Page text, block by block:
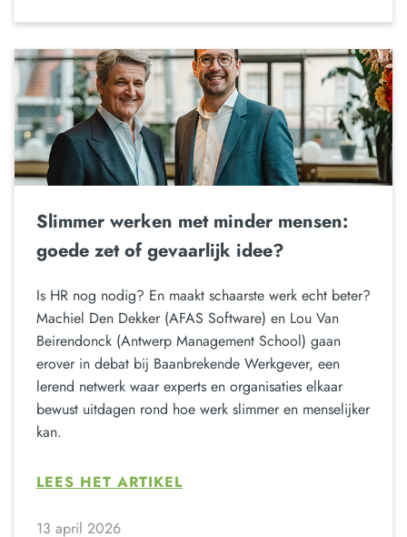
Slimmer werken met minder mensen:
goede zet of gevaarlijk idee?
Is HR nog nodig? En maakt schaarste werk echt beter?
Machiel Den Dekker (AFAS Software) en Lou Van
Beirendonck (Antwerp Management School) gaan
erover in debat bij Baanbrekende Werkgever, een
lerend netwerk waar experts en organisaties elkaar
bewust uitdagen rond hoe werk slimmer en menselijker
kan.
LEES HET ARTIKEL
13 april 2026